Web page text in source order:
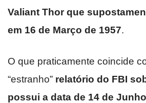
Valiant Thor que
em 16 de Março de 1957.
O que praticamente coincide
“estranho” relatório do FBI
possui a data de 14 de